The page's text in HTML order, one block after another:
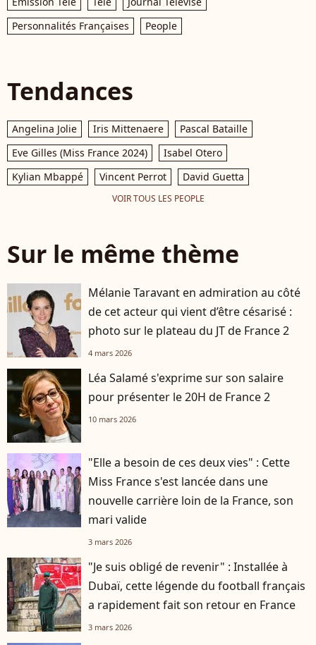
Personnalités Françaises
People
Tendances
Angelina Jolie Iris Mittenaere
Pascal Bataille
Eve Gilles (Miss France 2024)
Isabel Otero
Kylian Mbappé
Vincent Perrot David Guetta
VOIR TOUS LES PEOPLE
Sur le même thème
Mélanie Taravant en admiration au côté
de cet acteur qui vient d’être césarisé :
photo sur le plateau du JT de France 2
4 mars 2026
Léa Salamé s'exprime sur son salaire
pour présenter le 20H de France 2
10 mars 2026
"Elle a besoin de ces deux vies" : Cette
Miss France s'est lancée dans une
nouvelle carrière loin de la France, son
mari valide
3 mars 2026
"Je suis obligé de revenir" : Installée à
Dubaï, cette légende du football français
a rapidement fait son retour en France
3 mars 2026